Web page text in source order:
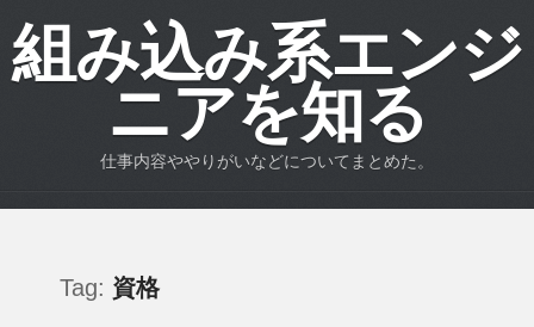
組み込み系エンジ
ニアを知る
仕事内容ややりがいなどについてまとめた。
Tag: 資格